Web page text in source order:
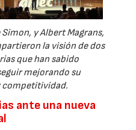
y Albert Magrans,
la visión de dos
que han sabido
mejorando su
ante una nueva